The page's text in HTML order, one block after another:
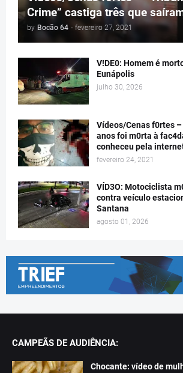
Crime” castiga três que
by Bocão 64 - fevereiro 27, 2021
V!DE0: Homem é
Eunápolis
julho 30, 2026
Vídeos/Cenas f0rtes
anos foi m0rta à
conheceu pela
fevereiro 24, 2021
VÍD3O: Motociclista
contra veículo
Santana
agosto 01, 2026
CAMPEÃS DE AUDIÊNCIA:
Chocante: vídeo de